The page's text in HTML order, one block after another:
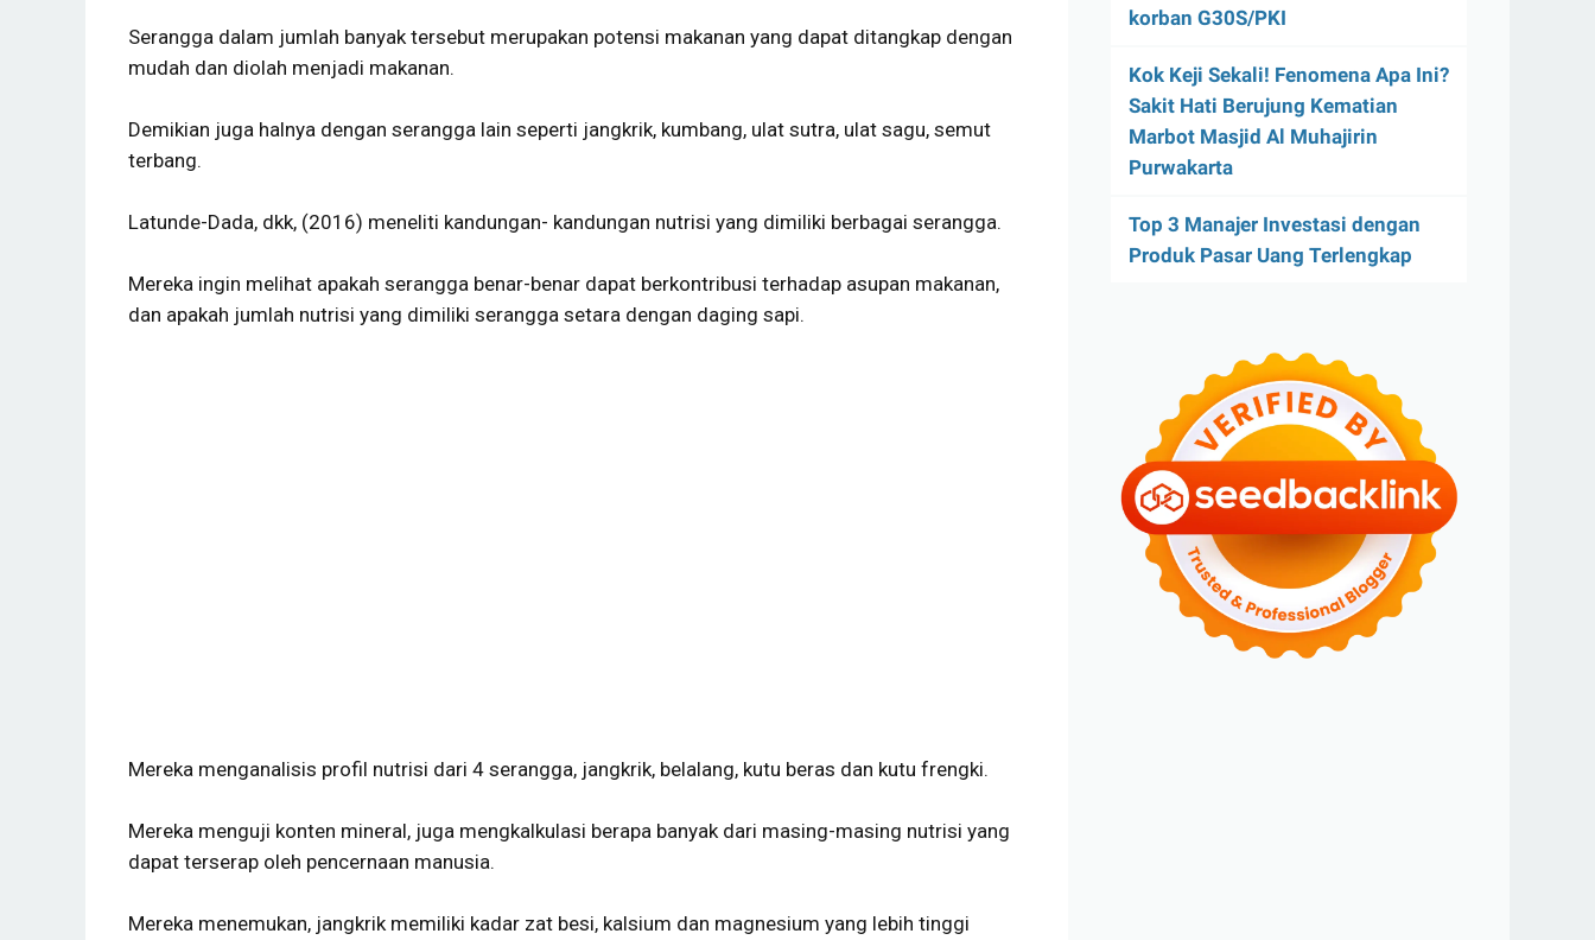
Serangga dalam jumlah banyak tersebut merupakan potensi makanan yang dapat ditangkap dengan
mudah dan diolah menjadi makanan.
Demikian juga halnya dengan serangga lain seperti jangkrik, kumbang, ulat sutra, ulat sagu, semut
terbang.
Latunde-Dada, dkk, (2016) meneliti kandungan- kandungan nutrisi yang dimiliki berbagai serangga.
Mereka ingin melihat apakah serangga benar-benar dapat berkontribusi terhadap asupan makanan,
dan apakah jumlah nutrisi yang dimiliki serangga setara dengan daging sapi.
Mereka menganalisis profil nutrisi dari 4 serangga, jangkrik, belalang, kutu beras dan kutu frengki.
Mereka menguji konten mineral, juga mengkalkulasi berapa banyak dari masing-masing nutrisi yang
dapat terserap oleh pencernaan manusia.
Mereka menemukan, jangkrik memiliki kadar zat besi, kalsium dan magnesium yang lebih tinggi
korban G30S/PKI
Kok Keji Sekali! Fenomena Apa Ini?
Sakit Hati Berujung Kematian
Marbot Masjid Al Muhajirin
Purwakarta
Top 3 Manajer Investasi dengan
Produk Pasar Uang Terlengkap